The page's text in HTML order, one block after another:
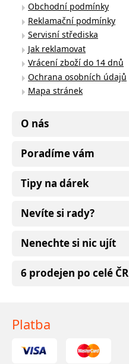
Obchodní podmínky
Reklamační podmínky
Servisní střediska
Jak reklamovat
Vrácení zboží do 14 dnů
Ochrana osobních údajů
Mapa stránek
O nás
Poradíme vám
Tipy na dárek
Nevíte si rady?
Nenechte si nic ujít
6 prodejen po celé ČR
Platba